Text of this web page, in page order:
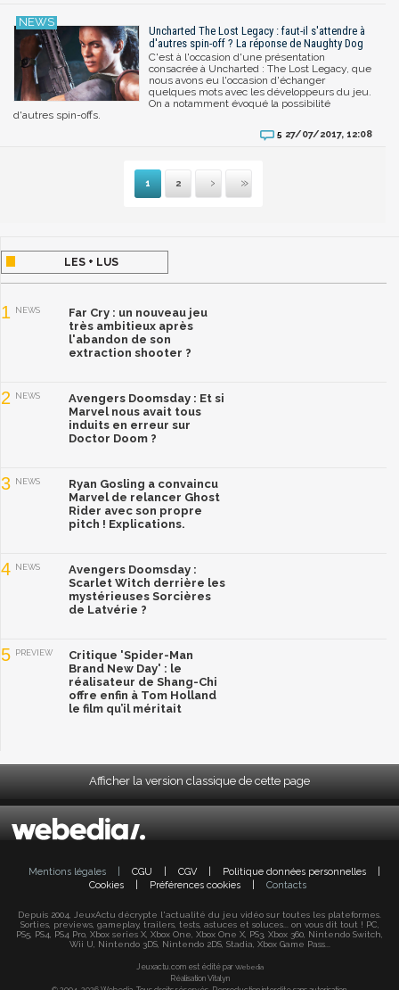
Uncharted The Lost Legacy : faut-il s'attendre à
d'autres spin-off ? La réponse de Naughty Dog
C'est à l'occasion d'une présentation
consacrée à Uncharted : The Lost Legacy, que
nous avons eu l'occasion d'échanger
quelques mots avec les développeurs du jeu.
On a notamment évoqué la possibilité
d'autres spin-offs.
5 27/07/2017, 12:08
1 2
Suivante
Dernière
LES + LUS
1 NEWS
Far Cry : un nouveau jeu
très ambitieux après
l'abandon de son
extraction shooter ?
2 NEWS
Avengers Doomsday : Et si
Marvel nous avait tous
induits en erreur sur
Doctor Doom ?
3 NEWS
Ryan Gosling a convaincu
Marvel de relancer Ghost
Rider avec son propre
pitch ! Explications.
4 NEWS
Avengers Doomsday :
Scarlet Witch derrière les
mystérieuses Sorcières
de Latvérie ?
5 PREVIEW
Critique 'Spider-Man
Brand New Day' : le
réalisateur de Shang-Chi
offre enfin à Tom Holland
le film qu’il méritait
Afficher la version classique de cette page
Mentions légales CGU CGV Politique données personnelles
Cookies
Préférences cookies Contacts
Depuis 2004, JeuxActu décrypte l'actualité du jeu vidéo sur toutes les plateformes.
Sorties, previews, gameplay, trailers, tests, astuces et soluces... on vous dit tout ! PC,
PS5, PS4, PS4 Pro, Xbox series X, Xbox One, Xbox One X, PS3, Xbox 360, Nintendo Switch,
Wii U, Nintendo 3DS, Nintendo 2DS, Stadia, Xbox Game Pass...
Jeuxactu.com est édité par Webedia
Réalisation Vitalyn